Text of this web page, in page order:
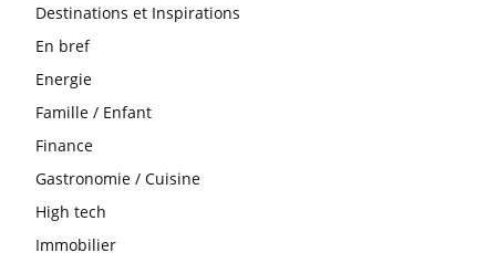
Destinations et Inspirations
En bref
Energie
Famille / Enfant
Finance
Gastronomie / Cuisine
High tech
Immobilier